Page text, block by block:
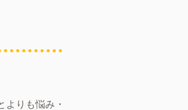
りも悩み・